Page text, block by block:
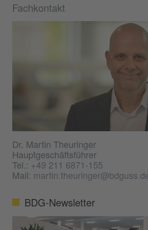
Fachkontakt
Dr. Martin Theuringer
Hauptgeschäftsführer
Tel.:+49 211 6871-155
Mail:
BDG-Newsletter